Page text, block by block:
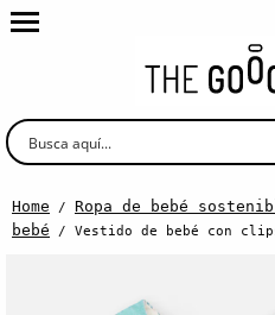
Home / Ropa de bebé
bebé / Vestido de bebé con